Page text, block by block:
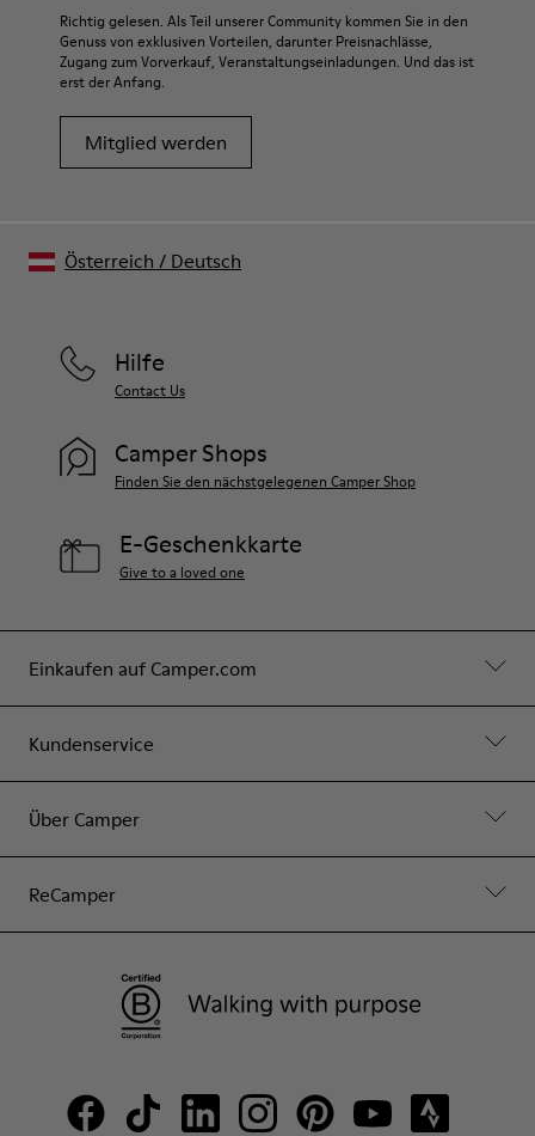
Richtig gelesen. Als Teil unserer Community kommen Sie in den
Genuss von exklusiven Vorteilen, darunter Preisnachlässe,
Zugang zum Vorverkauf, Veranstaltungseinladungen. Und das ist
erst der Anfang.
Mitglied werden
Einkaufen auf Camper.com
Kundenservice
Über Camper
ReCamper
Hilfe
Contact Us
Camper Shops
Finden Sie den nächstgelegenen Camper Shop
E-Geschenkkarte
Give to a loved one
Österreich / Deutsch